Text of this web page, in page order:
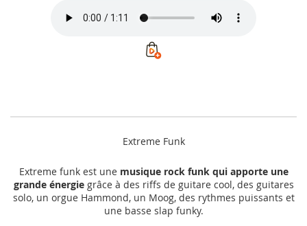
Extreme Funk
Extreme funk est une musique rock funk qui apporte une
grande énergiegrâce à des riffs de guitare cool, des guitares
solo, un orgue Hammond, un Moog, des rythmes puissants et
une basse slap funky.